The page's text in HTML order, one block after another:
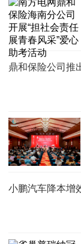
鼎和保险公司推
小鹏汽车降本增